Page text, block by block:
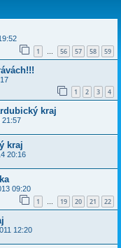
1 … 56 57 58 59
1 2 3 4
kraj
21:57
kraj
20:16
09:20
1 … 19 20 21 22
12:20